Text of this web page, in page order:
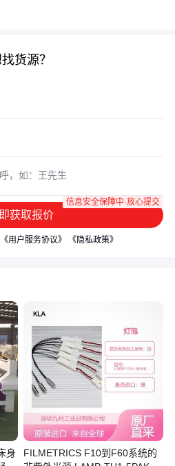
货源？
获取报价
信息安全保障中·放心提交
《用户服务协议》 《隐私政策》
身
FILMETRICS F10到F60系统的